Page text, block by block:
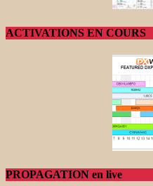
ACTIVATIONS EN COURS
PROPAGATION en live